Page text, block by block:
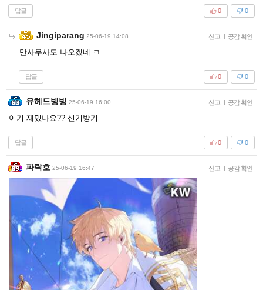
답글 0
0
Jingiparang 25-06-19 14:08 신고 | 공감 확인
만사무사도 나오겠네 ㅋ
답글 0
0
유헤드빙빙 25-06-19 16:00 신고 | 공감 확인
이거 재밌나요?? 신기방기
답글 0
0
파락호 25-06-19 16:47 신고 | 공감 확인